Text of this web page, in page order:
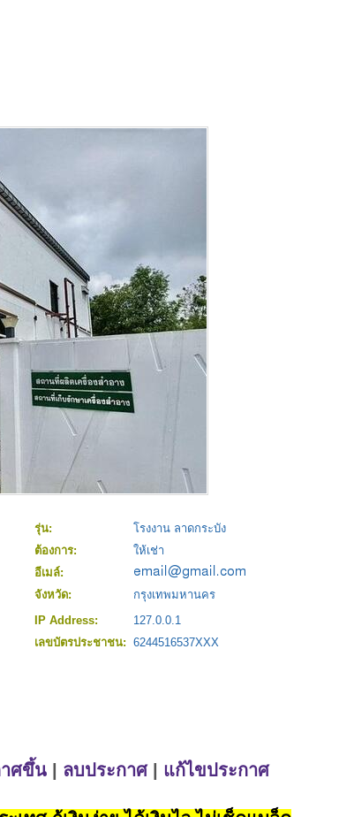
รุ่น:
โรงงาน ลาดกระบัง
ต้องการ:
ให้เช่า
อีเมล์:
จังหวัด:
กรุงเทพมหานคร
IP Address:
127.0.0.1
เลขบัตรประชาชน: 6244516537XXX
าศขึ้น ลบประกาศ| แก้ไขประกาศ